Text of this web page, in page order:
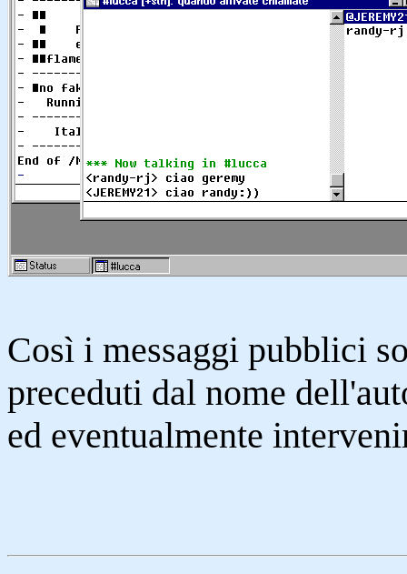
Così i messaggi pubblici
preceduti dal nome
ed eventualmente